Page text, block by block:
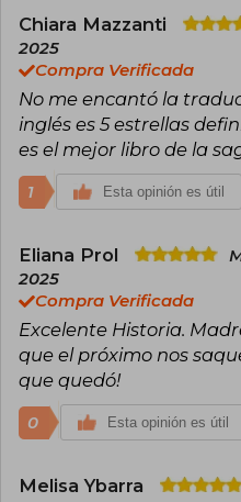
Chiara Mazzanti
2025
Compra Verificada
No me encantó la
inglés es 5 estrellas
es el mejor libro de la
1 Esta opinión es útil
Eliana Prol
2025
Compra Verificada
Excelente Historia.
que el próximo nos
que quedó!
0 Esta opinión es útil
Melisa Ybarra